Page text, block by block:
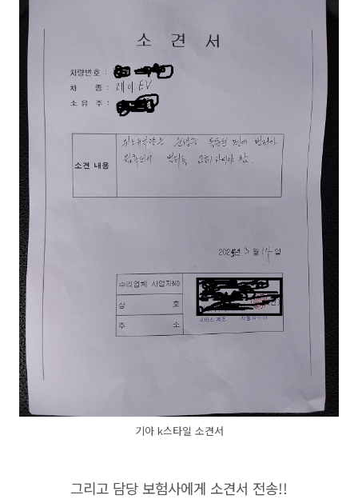
기아 k스타일 소견서
그리고 담당 보험사에게 소견서 전송!!